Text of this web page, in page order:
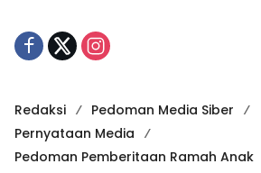
Redaksi
Pedoman Media Siber
Pernyataan Media
Pedoman Pemberitaan Ramah Anak